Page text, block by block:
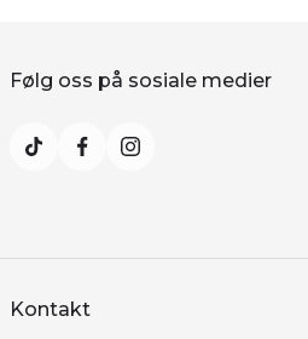
Følg oss på sosiale medier
Kontakt